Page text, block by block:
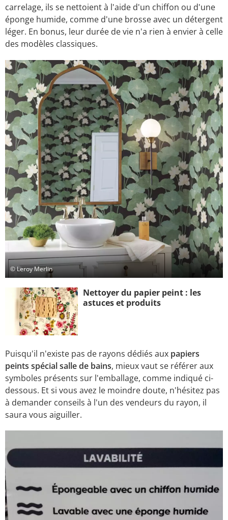
carrelage, ils se nettoient à l'aide d'un chiffon ou d'une
éponge humide, comme d'une brosse avec un détergent
léger. En bonus, leur durée de vie n'a rien à envier à celle
des modèles classiques.
© Leroy Merlin
Nettoyer du papier peint : les
astuces et produits
Puisqu'il n'existe pas de rayons dédiés aux papiers
peints spécial salle de bains, mieux vaut se référer aux
symboles présents sur l'emballage, comme indiqué ci-
dessous. Et si vous avez le moindre doute, n'hésitez pas
à demander conseils à l'un des vendeurs du rayon, il
saura vous aiguiller.